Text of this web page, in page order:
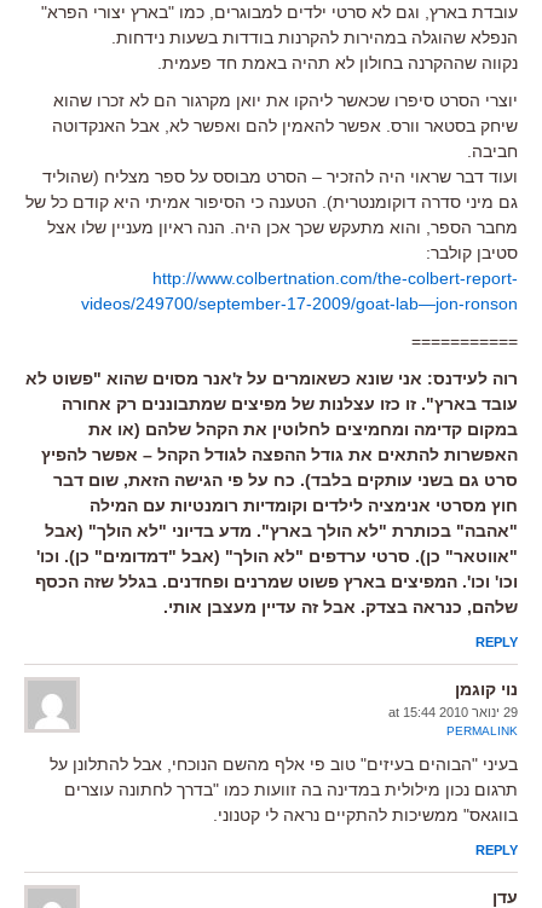
עובדת בארץ, וגם לא סרטי ילדים למבוגרים, כמו "בארץ יצורי הפרא"
הנפלא שהוגלה במהירות להקרנות בודדות בשעות נידחות.
נקווה שההקרנה בחולון לא תהיה באמת חד פעמית.
יוצרי הסרט סיפרו שכאשר ליהקו את יואן מקרגור הם לא זכרו שהוא
שיחק בסטאר וורס. אפשר להאמין להם ואפשר לא, אבל האנקדוטה
חביבה.
ועוד דבר שראוי היה להזכיר – הסרט מבוסס על ספר מצליח (שהוליד
גם מיני סדרה דוקומנטרית). הטענה כי הסיפור אמיתי היא קודם כל של
מחבר הספר, והוא מתעקש שכך אכן היה. הנה ראיון מעניין שלו אצל
סטיבן קולבר:
http://www.colbertnation.com/the-colbert-report-
videos/249700/september-17-2009/goat-lab—jon-ronson
===========
רוה לעידנס: אני שונא כשאומרים על ז'אנר מסוים שהוא "פשוט לא
עובד בארץ". זו כזו עצלנות של מפיצים שמתבוננים רק אחורה
במקום קדימה ומחמיצים לחלוטין את הקהל שלהם (או את
האפשרות להתאים את גודל ההפצה לגודל הקהל – אפשר להפיץ
סרט גם בשני עותקים בלבד). כח על פי הגישה הזאת, שום דבר
חוץ מסרטי אנימציה לילדים וקומדיות רומנטיות עם המילה
"אהבה" בכותרת "לא הולך בארץ". מדע בדיוני "לא הולך" (אבל
"אווטאר" כן). סרטי ערדפים "לא הולך" (אבל "דמדומים" כן). וכו'
וכו' וכו'. המפיצים בארץ פשוט שמרנים ופחדנים. בגלל שזה הכסף
שלהם, כנראה בצדק. אבל זה עדיין מעצבן אותי.
REPLY
נוי קוגמן
29 ינואר 2010 at 15:44
PERMALINK
בעיני "הבוהים בעיזים" טוב פי אלף מהשם הנוכחי, אבל להתלונן על
תרגום נכון מילולית במדינה בה זוועות כמו "בדרך לחתונה עוצרים
בווגאס" ממשיכות להתקיים נראה לי קטנוני.
REPLY
עדן